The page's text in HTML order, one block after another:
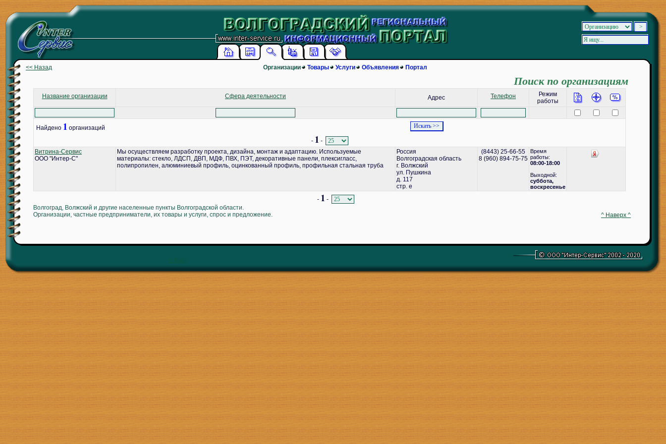
<< Назад Организации Товары Услуги Объявления Портал
Поиск по организациям
Название организации Сфера деятельности Адрес Телефон
Режим
работы
Найдено 1 организаций
- 1 -
Витрина-Сервис
ООО "Интер-С"
Мы осуществляем разработку проекта, дизайна, монтаж и адаптацию. Используемые
материалы: стекло, ЛДСП, ДВП, МДФ, ПВХ, ПЭТ, декоративные панели, плексигласс,
полипропилен, алюминиевый профиль, оцинкованный профиль, профильная стальная труба
Россия
Волгоградская область
г. Волжский
ул. Пушкина
д. 117
стр. е
(8443) 25-66-55
8 (960) 894-75-75
Время
работы:
08:00-18:00
Выходной:
cуббота,
воскресенье
- 1 -
Волгоград, Волжский и другие населенные пункты Волгоградской области.
Организации, частные предприниматели, их товары и услуги, спрос и предложение.
^ Наверх ^